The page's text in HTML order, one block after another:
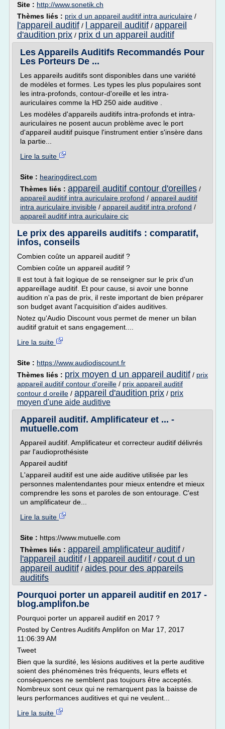
Site : http://www.sonetik.ch
Thèmes liés : prix d un appareil auditif intra auriculaire /
l'appareil auditif / l appareil auditif / appareil
d'audition prix / prix d un appareil auditif
Les Appareils Auditifs Recommandés Pour
Les Porteurs De ...
Les appareils auditifs sont disponibles dans une variété
de modèles et formes. Les types les plus populaires sont
les intra-profonds, contour-d'oreille et les intra-
auriculaires comme la HD 250 aide auditive .
Les modèles d'appareils auditifs intra-profonds et intra-
auriculaires ne posent aucun problème avec le port
d'appareil auditif puisque l'instrument entier s'insère dans
la partie...
Lire la suite
Site : hearingdirect.com
Thèmes liés : appareil auditif contour d'oreilles /
appareil auditif intra auriculaire profond / appareil auditif
intra auriculaire invisible / appareil auditif intra profond /
appareil auditif intra auriculaire cic
Le prix des appareils auditifs : comparatif,
infos, conseils
Combien coûte un appareil auditif ?
Combien coûte un appareil auditif ?
Il est tout à fait logique de se renseigner sur le prix d'un
appareillage auditif. Et pour cause, si avoir une bonne
audition n'a pas de prix, il reste important de bien préparer
son budget avant l'acquisition d'aides auditives.
Notez qu'Audio Discount vous permet de mener un bilan
auditif gratuit et sans engagement....
Lire la suite
Site : https://www.audiodiscount.fr
Thèmes liés : prix moyen d un appareil auditif / prix
appareil auditif contour d'oreille / prix appareil auditif
contour d oreille / appareil d'audition prix / prix
moyen d'une aide auditive
Appareil auditif. Amplificateur et ... -
mutuelle.com
Appareil auditif. Amplificateur et correcteur auditif délivrés
par l'audioprothésiste
Appareil auditif
L'appareil auditif est une aide auditive utilisée par les
personnes malentendantes pour mieux entendre et mieux
comprendre les sons et paroles de son entourage. C'est
un amplificateur de...
Lire la suite
Site : https://www.mutuelle.com
Thèmes liés : appareil amplificateur auditif /
l'appareil auditif / l appareil auditif / cout d un
appareil auditif / aides pour des appareils
auditifs
Pourquoi porter un appareil auditif en 2017 -
blog.amplifon.be
Pourquoi porter un appareil auditif en 2017 ?
Posted by Centres Auditifs Amplifon on Mar 17, 2017
11:06:39 AM
Tweet
Bien que la surdité, les lésions auditives et la perte auditive
soient des phénomènes très fréquents, leurs effets et
conséquences ne semblent pas toujours être acceptés.
Nombreux sont ceux qui ne remarquent pas la baisse de
leurs performances auditives et qui ne veulent...
Lire la suite